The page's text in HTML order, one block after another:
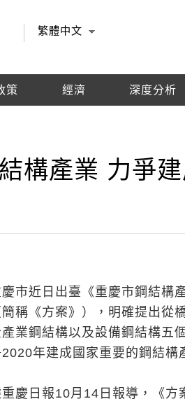
繁體中文
策 經濟 深度分析
構產業 力爭
慶市近日出臺《重慶市鋼結
簡稱《方案》），明確提出
產業鋼結構以及設備鋼結構五
年建成國家重要的鋼結構
慶日報10月14日報導，《方